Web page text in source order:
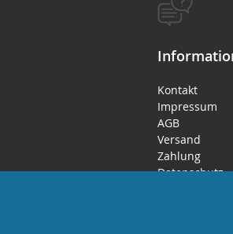
Kontakt
Impressum
AGB
Versand
Zahlung
Datenschutz